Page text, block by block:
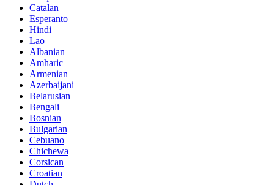
Catalan
Esperanto
Hindi
Lao
Albanian
Amharic
Armenian
Azerbaijani
Belarusian
Bengali
Bosnian
Bulgarian
Cebuano
Chichewa
Corsican
Croatian